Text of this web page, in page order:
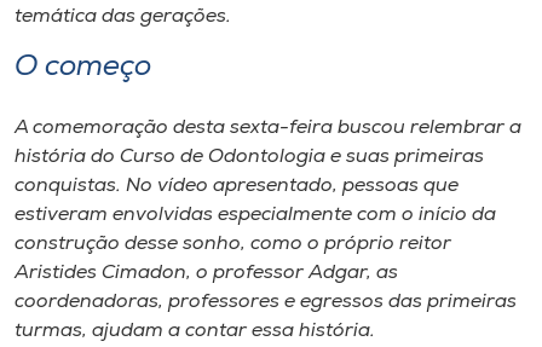
temática das gerações.
O começo
A comemoração desta sexta-feira buscou relembrar a
história do Curso de Odontologia e suas primeiras
conquistas. No vídeo apresentado, pessoas que
estiveram envolvidas especialmente com o início da
construção desse sonho, como o próprio reitor
Aristides Cimadon, o professor Adgar, as
coordenadoras, professores e egressos das primeiras
turmas, ajudam a contar essa história.